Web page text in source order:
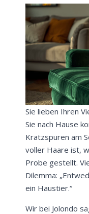
Sie lieben Ihren
Sie nach Hause
Kratzspuren am
voller Haare ist,
Probe gestellt.
Dilemma:
ein Haustier.“
Wir bei Jolondo